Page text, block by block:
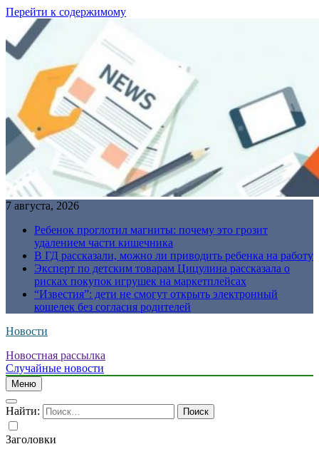
Перейти к содержимому
7 августа, 2026
Ребенок проглотил магниты: почему это грозит
удалением части кишечника
В ГД рассказали, можно ли приводить ребенка на работу
Эксперт по детским товарам Цицулина рассказала о
рисках покупок игрушек на маркетплейсах
“Известия”: дети не смогут открыть электронный
кошелек без согласия родителей
Новости
Новостная рассылка
Случайные новости
Меню
Найти:
Заголовки